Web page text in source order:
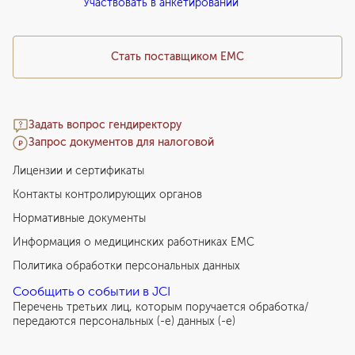
Медицинский туризм
Стать поставщиком ЕМС
Задать вопрос гендиректору
Запрос документов для налоговой
Участвовать в анкетировании
Лицензии и сертификаты
Контакты контролирующих органов
Нормативные документы
Информация о медицинских работниках EMC
Политика обработки персональных данных
Сообщить о событии в JCI
Перечень третьих лиц, которым поручается обработка/
передаются персональных (-е) данных (-е)